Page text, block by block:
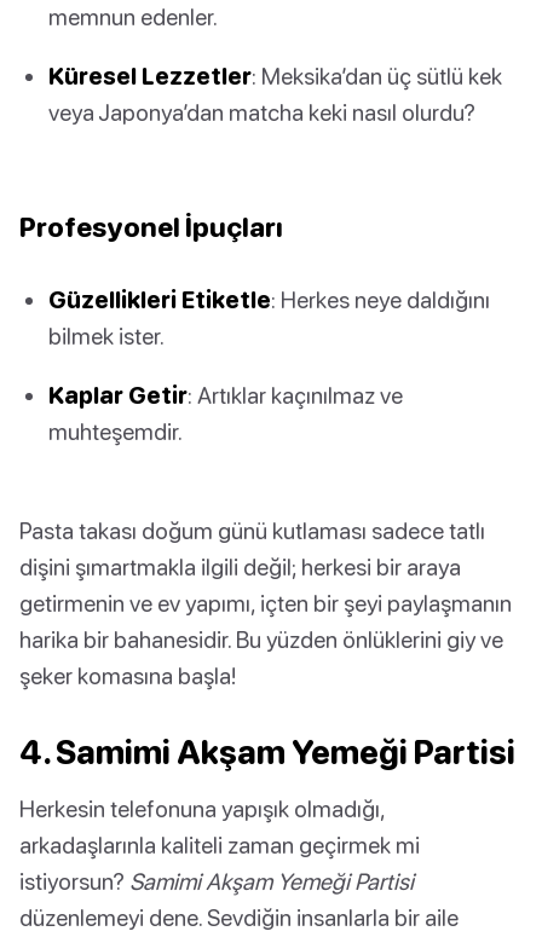
memnun edenler.
Küresel Lezzetler: Meksika’dan üç sütlü kek
veya Japonya’dan matcha keki nasıl olurdu?
Profesyonel İpuçları
Güzellikleri Etiketle: Herkes neye daldığını
bilmek ister.
Kaplar Getir: Artıklar kaçınılmaz ve
muhteşemdir.
Pasta takası doğum günü kutlaması sadece tatlı
dişini şımartmakla ilgili değil; herkesi bir araya
getirmenin ve ev yapımı, içten bir şeyi paylaşmanın
harika bir bahanesidir. Bu yüzden önlüklerini giy ve
şeker komasına başla!
4. Samimi Akşam Yemeği Partisi
Herkesin telefonuna yapışık olmadığı,
arkadaşlarınla kaliteli zaman geçirmek mi
istiyorsun? Samimi Akşam Yemeği Partisi
düzenlemeyi dene. Sevdiğin insanlarla bir aile